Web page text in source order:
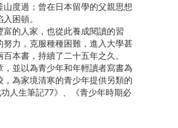
度過；曾在日本留學的父親思想
困頓。
的人家，也從此養成閱讀的習
力，克服種種困難，進入大學甚
本書，持續了二十五年之久。
並以為青少年和年輕讀者寫書為
為家境清寒的青少年提供另類的
人生筆記77》、《青少年時期必